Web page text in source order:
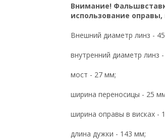
Внимание!
использование
Внешний диаметр линз -
внутренний диаметр линз
мост - 27 мм;
ширина переносицы - 25
ширина оправы в висках -
длина дужки - 143 мм;